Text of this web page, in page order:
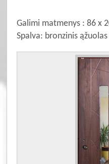
Galimi matmenys : 86 x
Spalva: bronzinis ąžuolas